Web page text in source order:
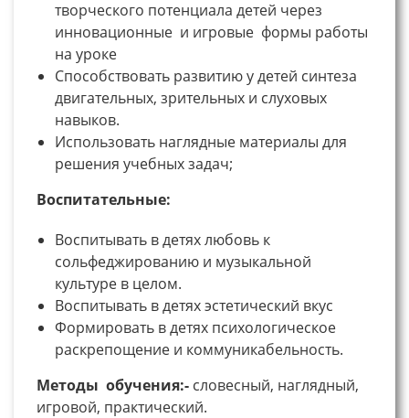
творческого потенциала детей через
инновационные и игровые формы работы
на уроке
Способствовать развитию у детей синтеза
двигательных, зрительных и слуховых
навыков.
Использовать наглядные материалы для
решения учебных задач;
Воспитательные:
Воспитывать в детях любовь к
сольфеджированию и музыкальной
культуре в целом.
Воспитывать в детях эстетический вкус
Формировать в детях психологическое
раскрепощение и коммуникабельность.
Методы обучения:- словесный, наглядный,
игровой, практический.